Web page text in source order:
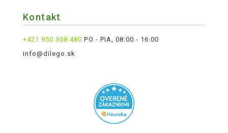
Kontakt
+421 950 308 480 PO - PIA, 08:00 - 16:00
info@dilego.sk